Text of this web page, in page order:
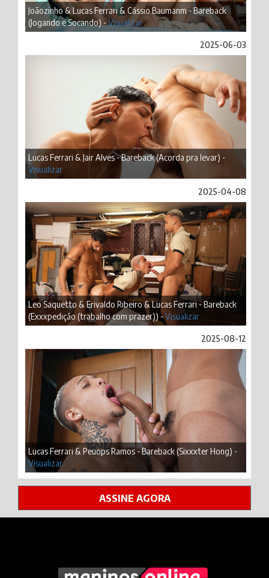
Joãozinho & Lucas Ferrari & Cássio Baumanm - Bareback
(Jogando e Socando) -Visualizar
2025-06-03
Lucas Ferrari & Jair Alves - Bareback (Acorda pra levar) -
Visualizar
2025-04-08
Leo Saquetto & Erivaldo Ribeiro & Lucas Ferrari - Bareback
(Exxxpedição (trabalho com prazer)) -Visualizar
2025-08-12
Lucas Ferrari & Peuops Ramos - Bareback (Sixxxter Hong) -
Visualizar
ASSINE AGORA